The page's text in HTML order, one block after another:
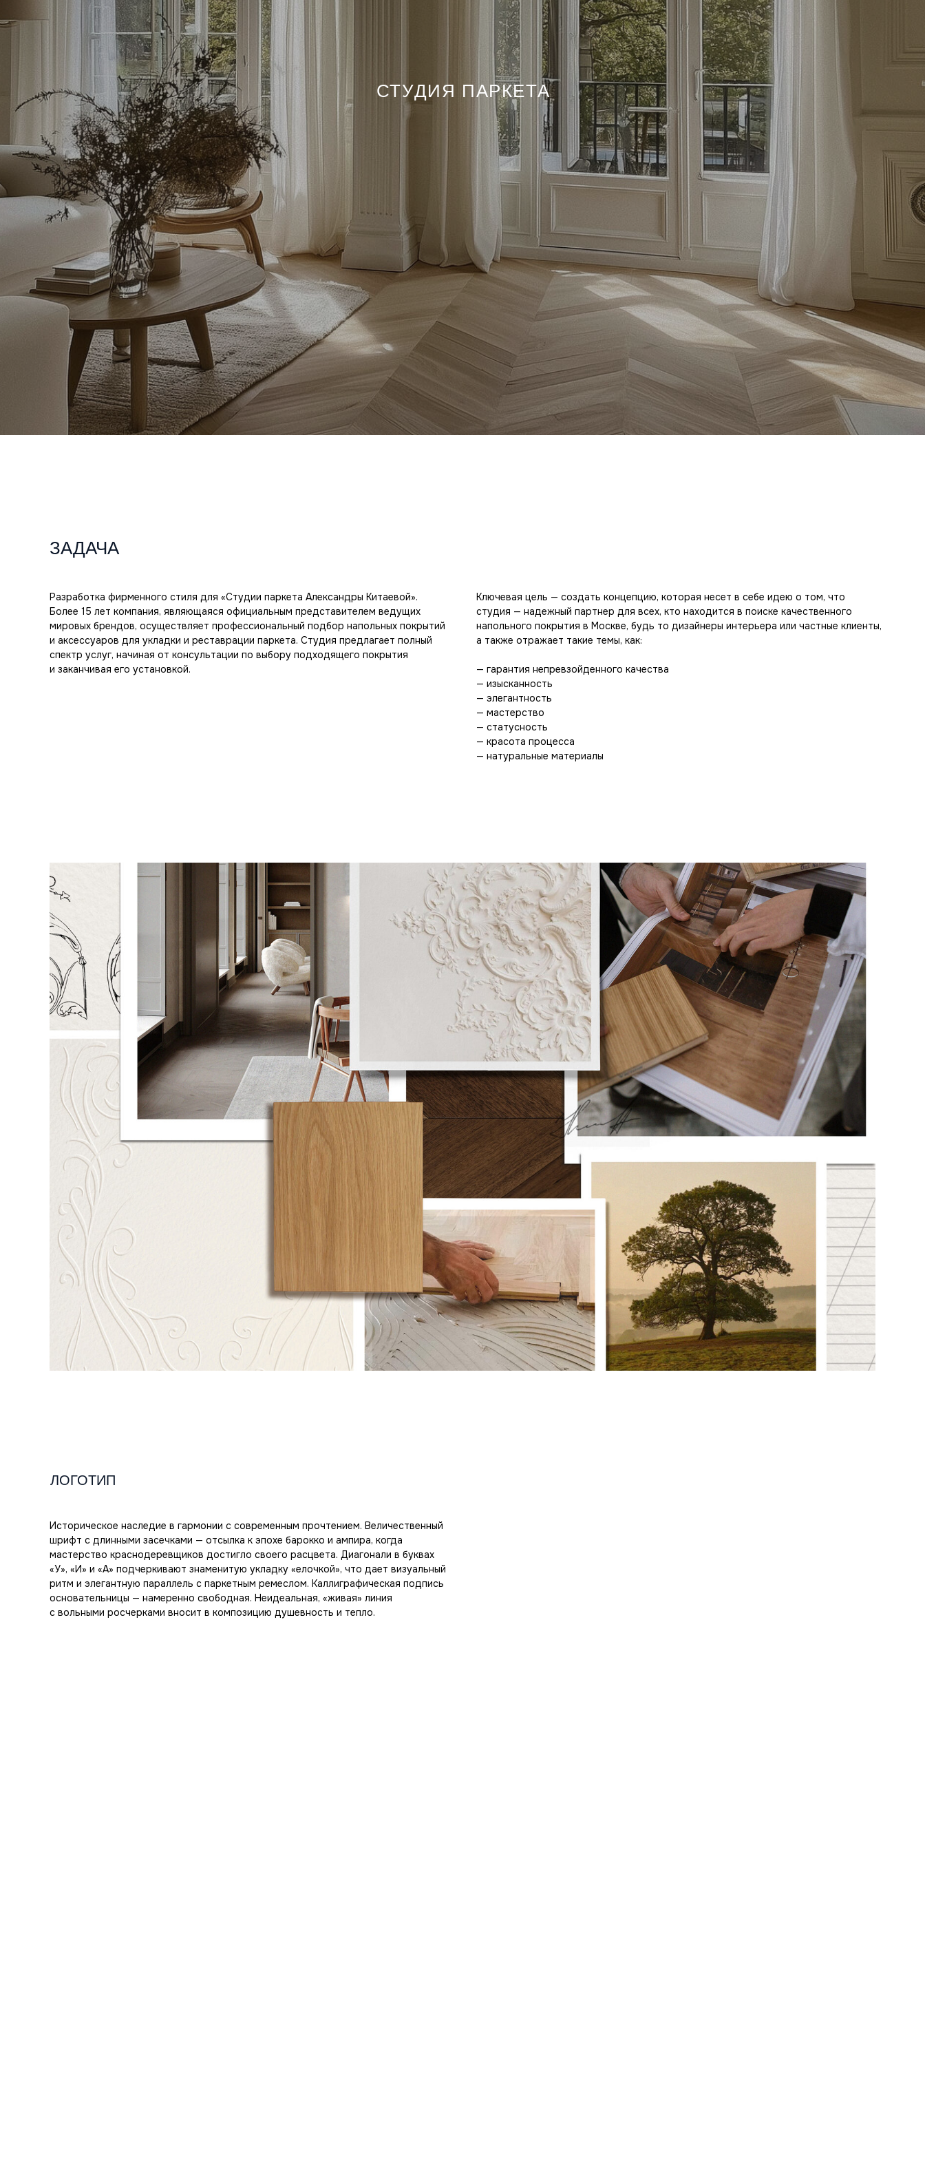
СТУДИЯ ПАРКЕТА
Разработка фирменного стиля для «Студии паркета Александры Китаевой».
Более 15 лет компания, являющаяся официальным представителем ведущих
мировых брендов, осуществляет профессиональный подбор напольных покрытий
и аксессуаров для укладки и реставрации паркета. Студия предлагает полный
спектр услуг, начиная от консультации по выбору подходящего покрытия
и заканчивая его установкой.
Ключевая цель — создать концепцию, которая несет в себе идею о том, что
студия — надежный партнер для всех, кто находится в поиске качественного
напольного покрытия в Москве, будь то дизайнеры интерьера или частные клиенты,
а также отражает такие темы, как:
— гарантия непревзойденного качества
— изысканность
— элегантность
— мастерство
— статусность
— красота процесса
— натуральные материалы
ЗАДАЧА
Историческое наследие в гармонии с современным прочтением. Величественный
шрифт с длинными засечками — отсылка к эпохе барокко и ампира, когда
мастерство краснодеревщиков достигло своего расцвета. Диагонали в буквах
«У», «И» и «А» подчеркивают знаменитую укладку «елочкой», что дает визуальный
ритм и элегантную параллель с паркетным ремеслом. Каллиграфическая подпись
основательницы — намеренно свободная. Неидеальная, «живая» линия
с вольными росчерками вносит в композицию душевность и тепло.
ЛОГОТИП